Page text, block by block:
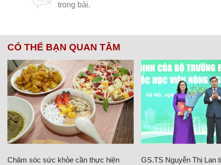
CÓ THỂ BẠN QUAN TÂM
Chăm sóc sức khỏe cần thực hiện
GS.TS Nguyễn Thị Lan